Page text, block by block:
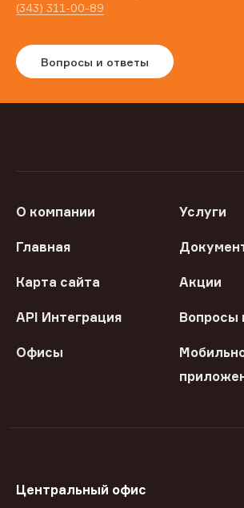
(343) 311-00-89
Вопросы и ответы
О компании Услуги
Главная
Карта сайта Акции
API Интеграция Вопросы
Офисы
Центральный офис